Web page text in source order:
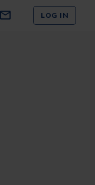
LOG IN